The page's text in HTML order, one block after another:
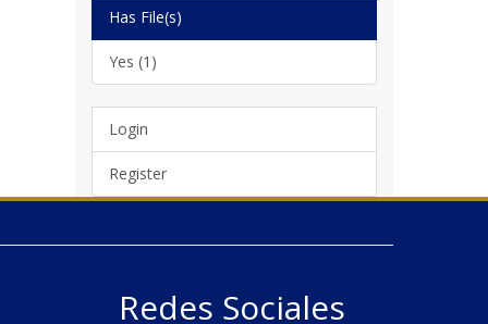
Has File(s)
Yes (1)
Login
Register
Redes Sociales